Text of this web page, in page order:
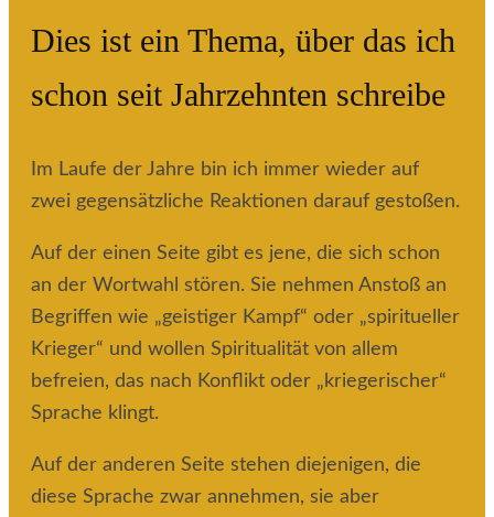
Dies ist ein Thema, über das ich
schon seit Jahrzehnten schreibe
Im Laufe der Jahre bin ich immer wieder auf
zwei gegensätzliche Reaktionen darauf gestoßen.
Auf der einen Seite gibt es jene, die sich schon
an der Wortwahl stören. Sie nehmen Anstoß an
Begriffen wie „geistiger Kampf“ oder „spiritueller
Krieger“ und wollen Spiritualität von allem
befreien, das nach Konflikt oder „kriegerischer“
Sprache klingt.
Auf der anderen Seite stehen diejenigen, die
diese Sprache zwar annehmen, sie aber